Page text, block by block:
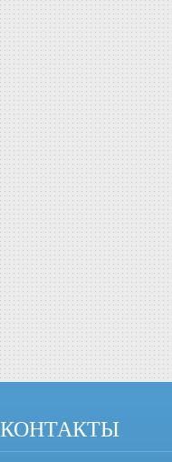
КОНТАКТЫ